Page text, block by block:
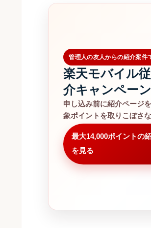
管理人の友人からの紹介案件
楽天モバイル
介キャンペーン
申し込み前に紹介ページ
象ポイントを取りこぼさ
最大14,000ポイントの
を見る